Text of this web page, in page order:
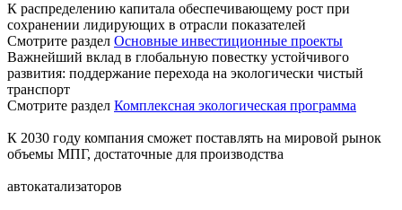
К распределению капитала обеспечивающему рост при
сохранении лидирующих в отрасли показателей
Смотрите раздел Основные инвестиционные проекты
Важнейший вклад в глобальную повестку устойчивого
развития: поддержание перехода на экологически чистый
транспорт
Смотрите раздел Комплексная экологическая программа
К 2030 году компания сможет поставлять на мировой рынок
объемы МПГ, достаточные для производства
автокатализаторов